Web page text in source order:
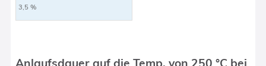
3,5 %
Anlaufsdauer auf die Temp. von 250 °C bei